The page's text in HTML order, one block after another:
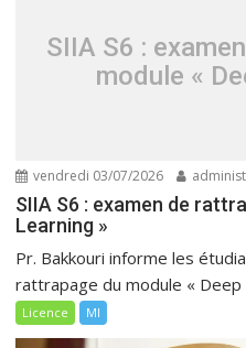
SIIA S6 :
module «
vendredi 03/07/2026
SIIA S6 : examen de
Learning »
Pr. Bakkouri informe les
rattrapage du module « Deep
Licence MI